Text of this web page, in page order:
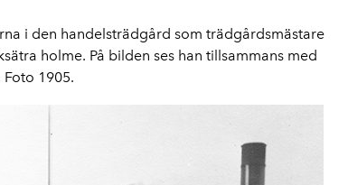
i den handelsträdgård som trädgårdsmästare
holme. På bilden ses han tillsammans med
1905.